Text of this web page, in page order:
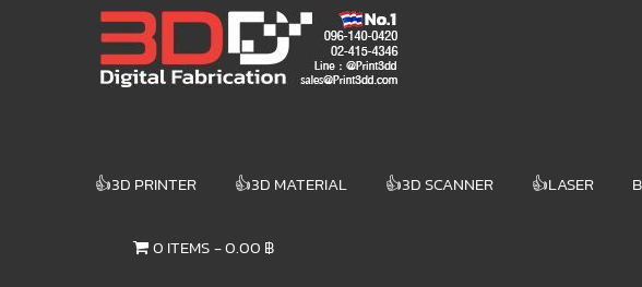
3DD DIGITAL
FABRICATION
3D Printer |
👍3D PRINTER 👍3D MATERIAL 👍3D SCANNER 👍LASER
0 ITEMS 0.00 ฿